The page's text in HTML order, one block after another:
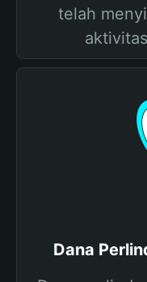
telah
Dana